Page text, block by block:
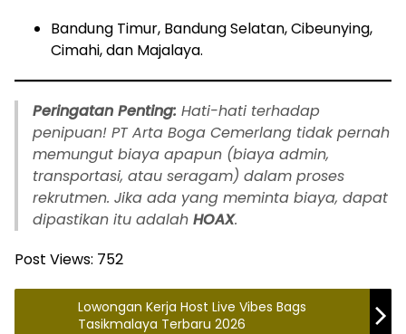
Bandung Timur, Bandung Selatan, Cibeunying,
Cimahi, dan Majalaya.
Peringatan Penting: Hati-hati terhadap
penipuan! PT Arta Boga Cemerlang tidak pernah
memungut biaya apapun (biaya admin,
transportasi, atau seragam) dalam proses
rekrutmen. Jika ada yang meminta biaya, dapat
dipastikan itu adalah HOAX.
Post Views: 752
Lowongan Kerja Host Live Vibes Bags
Tasikmalaya Terbaru 2026